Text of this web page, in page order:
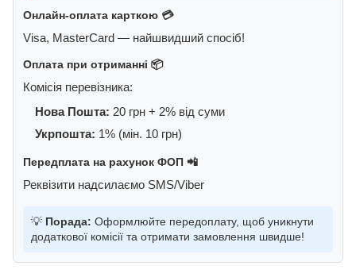
Онлайн-оплата карткою 💳
Visa, MasterCard — найшвидший спосіб!
Оплата при отриманні 📦
Комісія перевізника:
Нова Пошта: 20 грн + 2% від суми
Укрпошта: 1% (мін. 10 грн)
Передплата на рахунок ФОП 📲
Реквізити надсилаємо SMS/Viber
💡 Порада: Оформлюйте передоплату, щоб уникнути
додаткової комісії та отримати замовлення швидше!